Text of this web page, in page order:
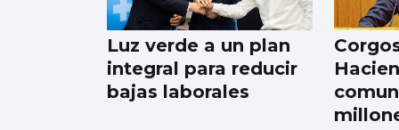
Luz verde a un plan
integral para reducir
bajas laborales